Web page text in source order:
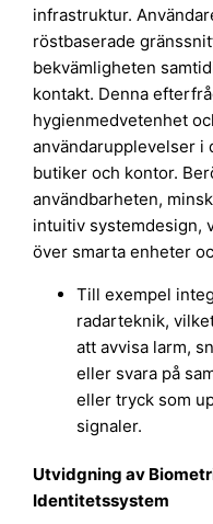
infrastruktur.
röstbaserade
bekvämligheten
kontakt. Denna
hygienmedvetenhet
användarupplevelser i
butiker och kontor.
användbarheten,
intuitiv systemdesign,
över smarta enheter
Till exempel
radarteknik,
att avvisa larm,
eller svara på
eller tryck som
signaler.
Utvidgning av
Identitetssystem